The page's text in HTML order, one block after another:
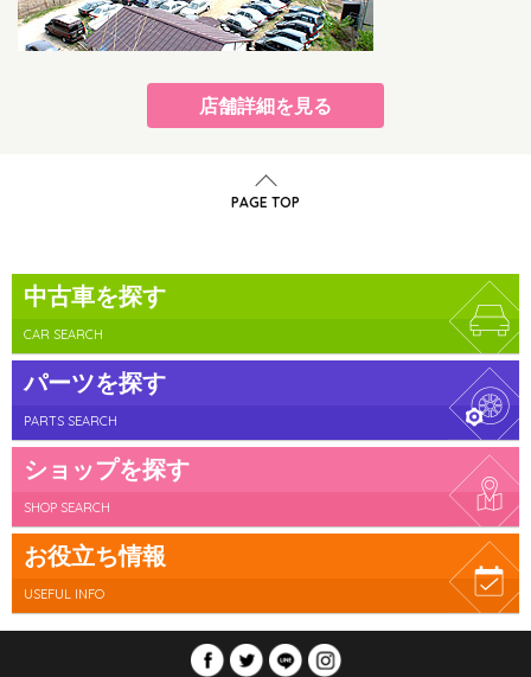
店舗詳細を見る
PAGE TOP
中古車を探す
CAR SEARCH
パーツを探す
PARTS SEARCH
ショップを探す
SHOP SEARCH
お役立ち情報
USEFUL INFO